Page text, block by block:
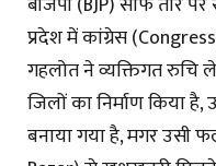
प्रदेश में कांग्रेस
गहलोत ने व्यक्तिगत रुचि
जिलों का निर्माण किया
बनाया गया है, मगर उसी